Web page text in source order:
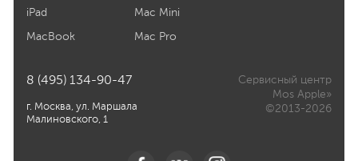
iPad
MacBook
Mac Mini
Mac Pro
8 (495) 134-90-47
г. Москва, ул. Маршала
Малиновского, 1
Сервисный центр
Mos Apple»
©2013-2026